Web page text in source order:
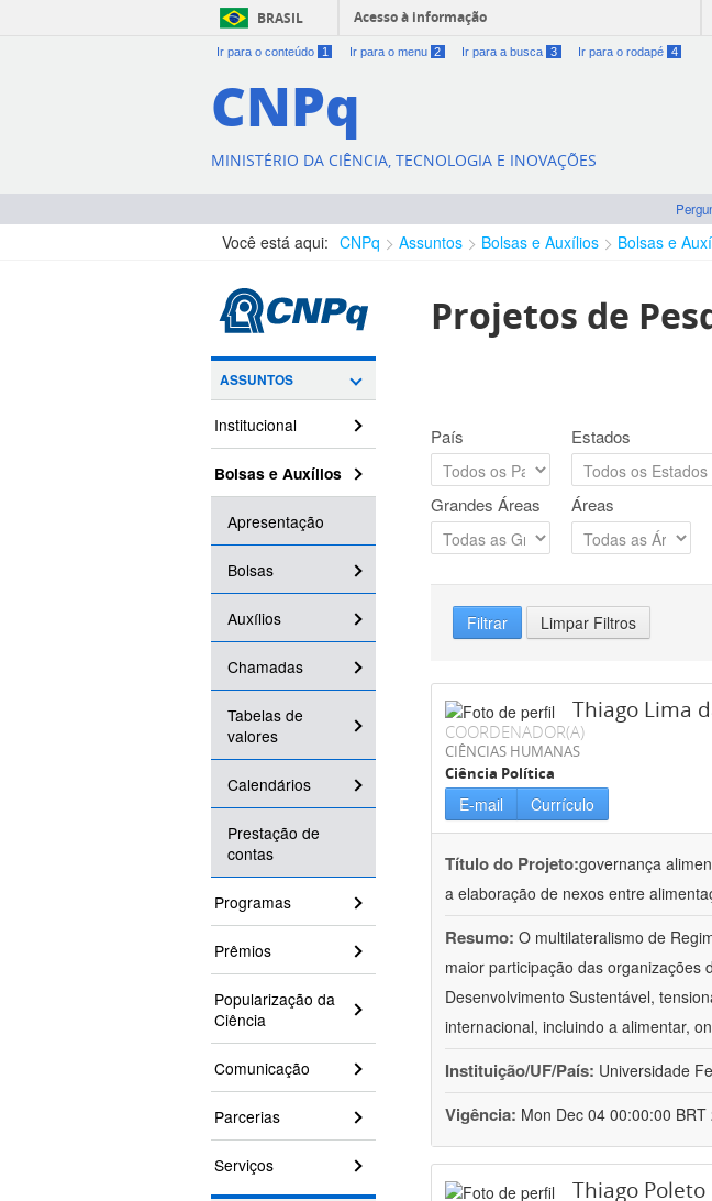
BRASIL Acesso à informação
Ir para o conteúdo 1 Ir para o menu 2 Ir para a busca 3 Ir para o rodapé 4
CNPq
MINISTÉRIO DA CIÊNCIA, TECNOLOGIA E INOVAÇÕES
Você está aqui: CNPq Assuntos Bolsas e Auxílios Bolsas e
ASSUNTOS
Institucional
Bolsas e Auxílios
Apresentação
Bolsas
Auxílios
Chamadas
Tabelas de
valores
Calendários
Prestação de
contas
Programas
Prêmios
Popularização da
Ciência
Comunicação
Parcerias
Serviços
Projetos de
País Estados
Grandes Áreas Áreas
Filtrar Limpar Filtros
Thiago Lima
COORDENADOR(A)
CIÊNCIAS HUMANAS
Ciência Política
E-mail Currículo
Título do Projeto:governança
a elaboração de nexos entre
Resumo: O multilateralismo de
maior participação das organizações
Desenvolvimento Sustentável,
internacional, incluindo a alimentar,
Instituição/UF/País: Universidade
Vigência: Mon Dec 04 00:00:00
Thiago Poleto